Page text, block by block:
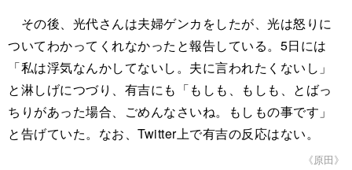
その後、光代さんは夫婦ゲンカをしたが、光は怒りに
ついてわかってくれなかったと報告している。5日には
「私は浮気なんかしてないし。夫に言われたくないし」
と淋しげにつづり、有吉にも「もしも、もしも、とばっ
ちりがあった場合、ごめんなさいね。もしもの事です」
と告げていた。なお、Twitter上で有吉の反応はない。
《原田》